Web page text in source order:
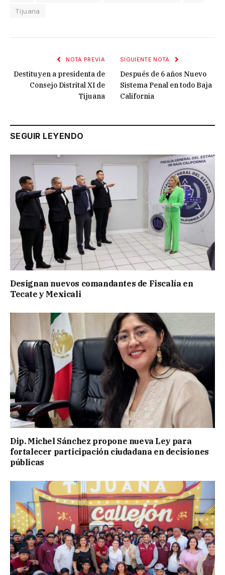
Tijuana
NOTA PREVIA
Destituyen a presidenta de
Consejo Distrital XI de
Tijuana
SIGUIENTE NOTA
Después de 6 años Nuevo
Sistema Penal en todo Baja
California
SEGUIR LEYENDO
Designan nuevos comandantes de Fiscalía en
Tecate y Mexicali
Dip. Michel Sánchez propone nueva Ley para
fortalecer participación ciudadana en decisiones
públicas